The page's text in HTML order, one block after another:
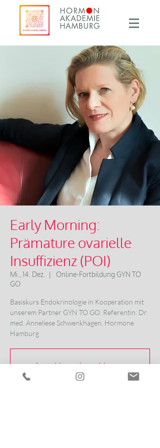
Early Morning:
Prämature ovarielle
Insuffizienz (POI)
Mi., 14. Dez.
  |
Online-Fortbildung GYN TO
GO
Basiskurs Endokrinologie in Kooperation mit
unserem Partner GYN TO GO. Referentin: Dr.
med. Anneliese Schwenkhagen, Hormone
Hamburg
Anmeldung abgeschlossen
Veranstaltungen ansehen